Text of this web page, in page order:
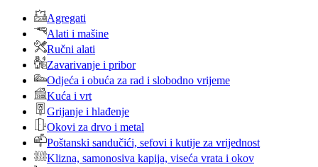
Agregati
Alati i mašine
Ručni alati
Zavarivanje i pribor
Odjeća i obuća za rad i slobodno vrijeme
Kuća i vrt
Grijanje i hlađenje
Okovi za drvo i metal
Poštanski sandučići, sefovi i kutije za vrijednost
Klizna, samonosiva kapija, viseća vrata i okov